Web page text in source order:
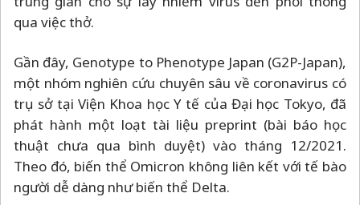
qua việc thở.
Gần đây, Genotype to Phenotype Japan (G2P-Japan),
một nhóm nghiên cứu chuyên sâu về coronavirus có
trụ sở tại Viện Khoa học Y tế của Đại học Tokyo, đã
phát hành một loạt tài liệu preprint (bài báo học
thuật chưa qua bình duyệt) vào tháng 12/2021.
Theo đó, biến thể Omicron không liên kết với tế bào
người dễ dàng như biến thể Delta.